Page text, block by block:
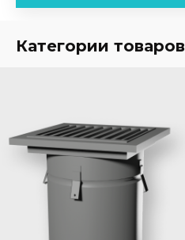
Категории товаров